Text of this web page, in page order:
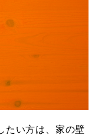
たい方は、家の壁